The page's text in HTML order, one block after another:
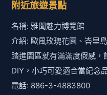
附近旅遊景點
名稱: 雅聞魅力博覽館
介紹: 歐風玫瑰花園、峇里
踏進園區就有滿滿度假感
DIY，小巧可愛適合當紀念
電話: 886-3-4883800